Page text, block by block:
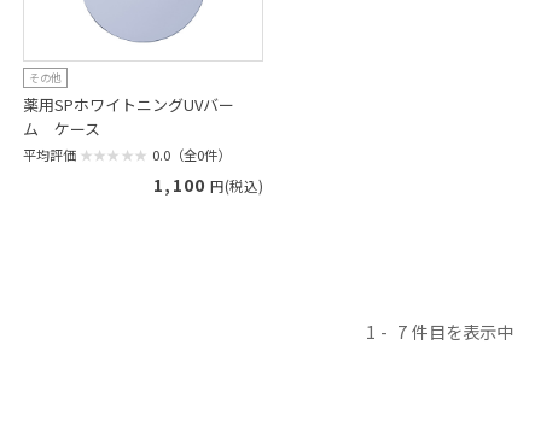
その他
薬用SPホワイトニングUVバー
ム ケース
平均評価 0.0（全0件）
1,100 円(税込)
1 7